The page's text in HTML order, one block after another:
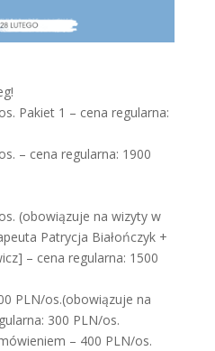
Pakiet 1 – cena regularna:
– cena regularna: 1900
(obowiązuje na wizyty w
Patrycja Białończyk +
– cena regularna: 1500
PLN/os.(obowiązuje na
300 PLN/os.
– 400 PLN/os.